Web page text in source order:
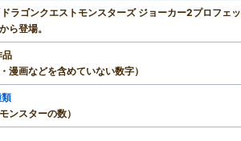
ラゴンクエストモンスターズ ジョーカー2プロフェッ
ら登場。
漫画などを含めていない数字）
ンスターの数）